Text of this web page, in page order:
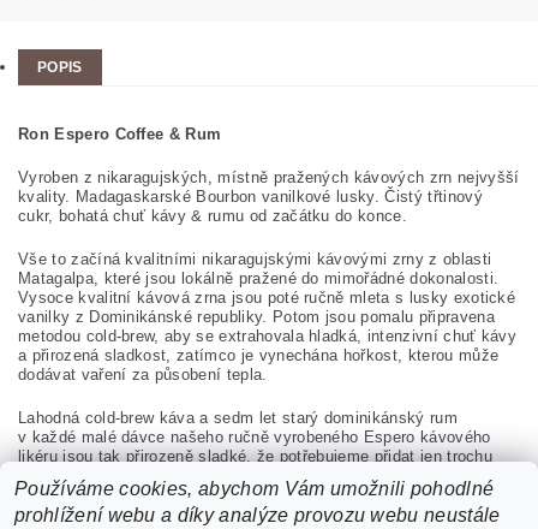
POPIS
Ron Espero Coffee & Rum
Vyroben z nikaragujských, místně pražených kávových zrn nejvyšší
kvality. Madagaskarské Bourbon vanilkové lusky. Čistý třtinový
cukr, bohatá chuť kávy & rumu od začátku do konce.
Vše to začíná kvalitními nikaragujskými kávovými zrny z oblasti
Matagalpa, které jsou lokálně pražené do mimořádné dokonalosti.
Vysoce kvalitní kávová zrna jsou poté ručně mleta s lusky exotické
vanilky z Dominikánské republiky. Potom jsou pomalu připravena
metodou cold-brew, aby se extrahovala hladká, intenzivní chuť kávy
a přirozená sladkost, zatímco je vynechána hořkost, kterou může
dodávat vaření za působení tepla.
Lahodná cold-brew káva a sedm let starý dominikánský rum
v každé malé dávce našeho ručně vyrobeného Espero kávového
likéru jsou tak přirozeně sladké, že potřebujeme přidat jen trochu
čistého třtinového cukru. Výsledkem je náš znamenitý kávový likér,
založený na letitém rumu. Chuť – silnější přirozená chuť kávy a
dokonalý nádech sladkosti vanilky a starého rumu.
Používáme cookies, abychom Vám umožnili pohodlné
prohlížení webu a díky analýze provozu webu neustále